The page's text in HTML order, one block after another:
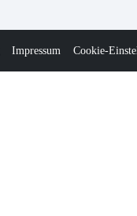
Impressum Cookie-